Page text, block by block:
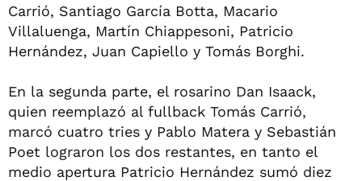
Carrió, Santiago García Botta, Macario
Villaluenga, Martín Chiappesoni, Patricio
Hernández, Juan Capiello y Tomás Borghi.
En la segunda parte, el rosarino Dan Isaack,
quien reemplazó al fullback Tomás Carrió,
marcó cuatro tries y Pablo Matera y Sebastián
Poet lograron los dos restantes, en tanto el
medio apertura Patricio Hernández sumó diez